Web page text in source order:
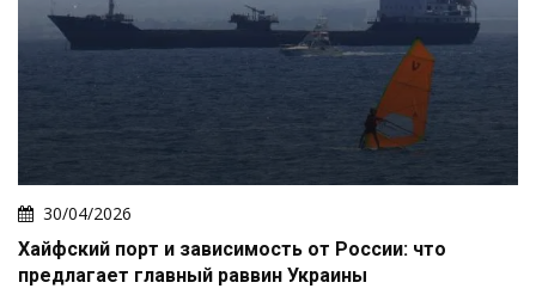
30/04/2026
Хайфский порт и зависимость от России: что
предлагает главный раввин Украины